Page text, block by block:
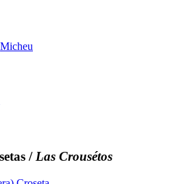
Micheu
/ Las Crousétos